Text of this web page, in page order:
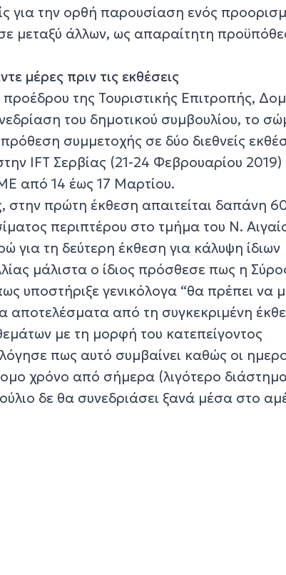
για την ορθή παρουσίαση ενός
μεταξύ άλλων, ως απαραίτητη
μέρες πριν τις εκθέσεις
της Τουριστικής Επιτροπής,
του δημοτικού συμβουλίου, το
συμμετοχής σε δύο διεθνείς
IFT Σερβίας (21-24 Φεβρουαρίου 2019)
από 14 έως 17 Μαρτίου.
στην πρώτη έκθεση απαιτείται δαπάνη
περιπτέρου στο τμήμα του Ν.
για τη δεύτερη έκθεση για κάλυψη ίδιων
μάλιστα ο ίδιος πρόσθεσε πως η
υποστήριξε γενικόλογα “θα πρέπει να
αποτελέσματα από τη συγκεκριμένη
με τη μορφή του κατεπείγοντος
πως αυτό συμβαίνει καθώς οι
χρόνο από σήμερα (λιγότερο
δε θα συνεδριάσει ξανά μέσα στο